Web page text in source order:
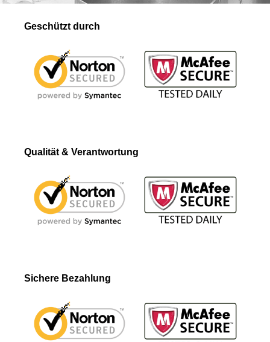
Geschützt durch
Qualität & Verantwortung
Sichere Bezahlung